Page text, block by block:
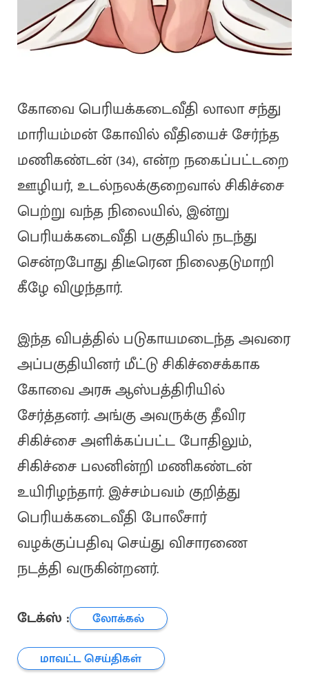
கோவை பெரியக்கடைவீதி லாலா சந்து
மாரியம்மன் கோவில் வீதியைச் சேர்ந்த
மணிகண்டன் (34), என்ற நகைப்பட்டறை
ஊழியர், உடல்நலக்குறைவால் சிகிச்சை
பெற்று வந்த நிலையில், இன்று
பெரியக்கடைவீதி பகுதியில் நடந்து
சென்றபோது திடீரென நிலைதடுமாறி
கீழே விழுந்தார்.
இந்த விபத்தில் படுகாயமடைந்த அவரை
அப்பகுதியினர் மீட்டு சிகிச்சைக்காக
கோவை அரசு ஆஸ்பத்திரியில்
சேர்த்தனர். அங்கு அவருக்கு தீவிர
சிகிச்சை அளிக்கப்பட்ட போதிலும்,
சிகிச்சை பலனின்றி மணிகண்டன்
உயிரிழந்தார். இச்சம்பவம் குறித்து
பெரியக்கடைவீதி போலீசார்
வழக்குப்பதிவு செய்து விசாரணை
நடத்தி வருகின்றனர்.
டேக்ஸ் :
லோக்கல்
மாவட்ட செய்திகள்